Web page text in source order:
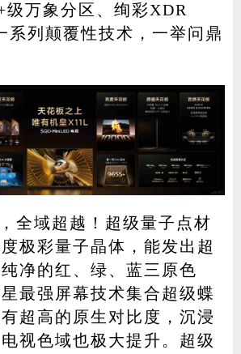
级万象分区、绚彩XDR
系列颠覆性技术，一举问鼎
全域超越！超级量子点材
极彩量子晶体，能发出超
净的红、绿、蓝三原色
最强屏幕技术集合超级蝶
超高的原生对比度，沉浸
视色域也极大提升。超级